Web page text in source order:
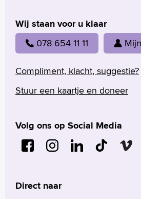
Wij staan voor u klaar
078 654 11 11
Compliment, klacht, suggestie?
Stuur een kaartje en doneer
Volg ons op Social Media
Direct naar